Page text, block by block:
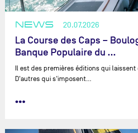
NEWS 20.07.2026
La Course des Caps –
Banque Populaire du …
Il est des premières éditions qui
D'autres qui s'imposent…
•••